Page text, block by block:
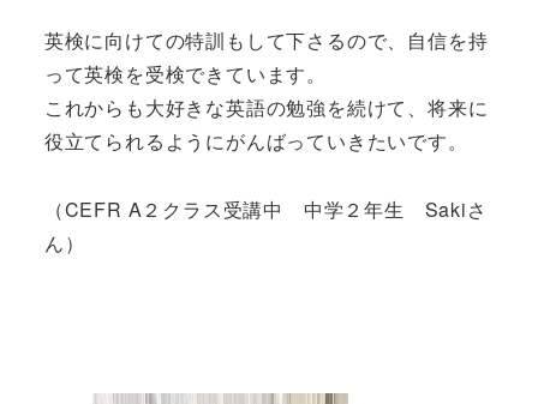
英検に向けての特訓もして下さるので、自信を持
って英検を受検できています。
これからも大好きな英語の勉強を続けて、将来に
役立てられるようにがんばっていきたいです。
（CEFR A２クラス受講中 中学２年生 Sakiさ
ん）